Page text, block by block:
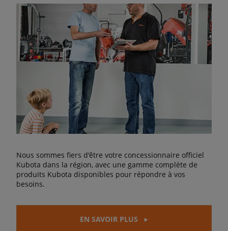
Nous sommes fiers d'être votre concessionnaire officiel
Kubota dans la région, avec une gamme complète de
produits Kubota disponibles pour répondre à vos
besoins.
EN SAVOIR PLUS